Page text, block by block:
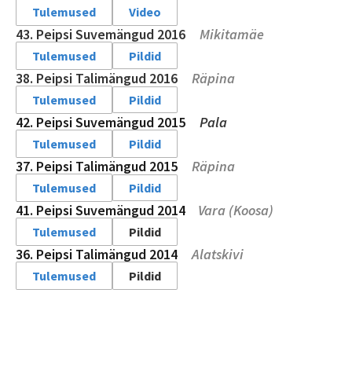
Tulemused Video
43. Peipsi Suvemängud 2016 Mikitamäe
Tulemused Pildid
38. Peipsi Talimängud 2016 Räpina
Tulemused Pildid
42. Peipsi Suvemängud 2015 Pala
Tulemused Pildid
37. Peipsi Talimängud 2015 Räpina
Tulemused Pildid
41. Peipsi Suvemängud 2014 Vara (Koosa)
Tulemused Pildid
36. Peipsi Talimängud 2014 Alatskivi
Tulemused Pildid